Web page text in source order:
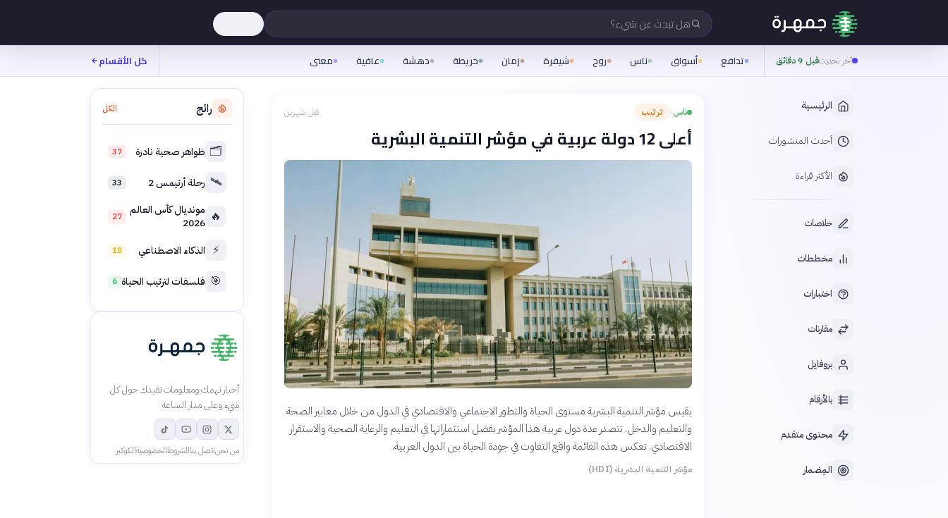
هل تبحث عن شيء؟
آخر تحديثقبل 9 دقائق تدافع أسواق ناس روح شيفرة زمان خريطة دهشة عافية معنى كل الأقسام
الرئيسية
أحدث المنشورات
الأكثر قراءة
خلاصات
مخططات
اختبارات
مقارنات
بروفايل
بالأرقام
محتوى متقدم
المِضمار
ناس› ترتيب قبل شهرين
أعلى 12 دولة عربية في مؤشر التنمية البشرية
يقيس مؤشر التنمية البشرية مستوى الحياة والتطور الاجتماعي والاقتصادي في الدول من خلال معايير الصحة
والتعليم والدخل. تتصدر عدة دول عربية هذا المؤشر بفضل استثماراتها في التعليم والرعاية الصحية والاستقرار
الاقتصادي. تعكس هذه القائمة واقع التفاوت في جودة الحياة بين الدول العربية.
مؤشر التنمية البشرية (HDI)
رائج الكل
🗂️ ظواهر صحية نادرة 37
🛰️ رحلة أرتيمس 2 33
🔥 مونديال كأس العالم
2026
27
⚡ الذكاء الاصطناعي 18
🎯 فلسفات لترتيب الحياة 6
أخبار تهمك ومعلومات تفيدك حول كل
شيء وعلى مدار الساعة
من نحناتصل بناالشروطالخصوصيةالكوكيز